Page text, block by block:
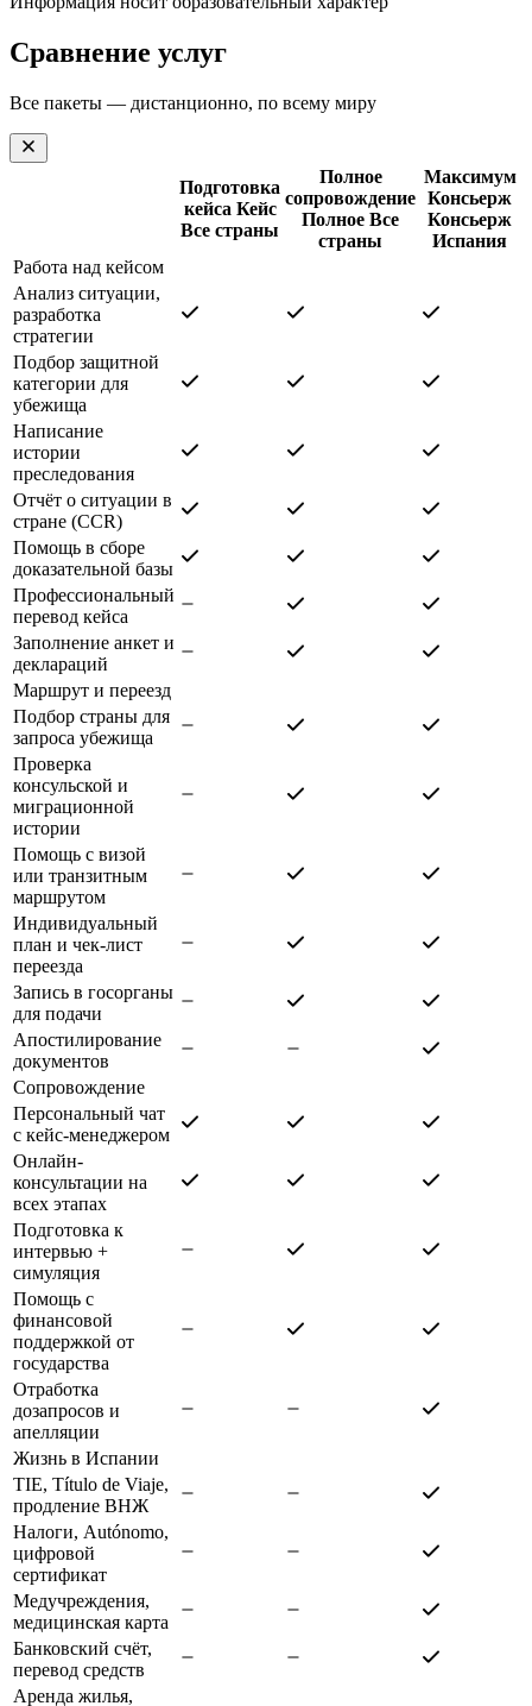
Сравнение услуг
Все пакеты — дистанционно, по всему миру
Подготовка
кейса Кейс
Все страны
Полное
сопровождение
Полное Все
страны
Максимум
Консьерж
Консьерж
Испания
Работа над кейсом
Анализ ситуации,
разработка
стратегии
Подбор защитной
категории для
убежища
Написание
истории
преследования
Отчёт о ситуации в
стране (CCR)
Помощь в сборе
доказательной базы
Профессиональный
перевод кейса
Заполнение анкет и
деклараций
Маршрут и переезд
Подбор страны для
запроса убежища
Проверка
консульской и
миграционной
истории
Помощь с визой
или транзитным
маршрутом
Индивидуальный
план и чек-лист
переезда
Запись в госорганы
для подачи
Апостилирование
документов
Сопровождение
Персональный чат
с кейс-менеджером
Онлайн-
консультации на
всех этапах
Подготовка к
интервью +
симуляция
Помощь с
финансовой
поддержкой от
государства
Отработка
дозапросов и
апелляции
Жизнь в Испании
TIE, Título de Viaje,
продление ВНЖ
Налоги, Autónomo,
цифровой
сертификат
Медучреждения,
медицинская карта
Банковский счёт,
перевод средств
Аренда жилья,